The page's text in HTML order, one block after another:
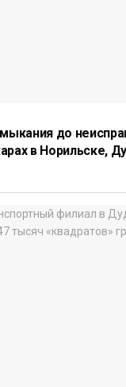
до
в Норильске,